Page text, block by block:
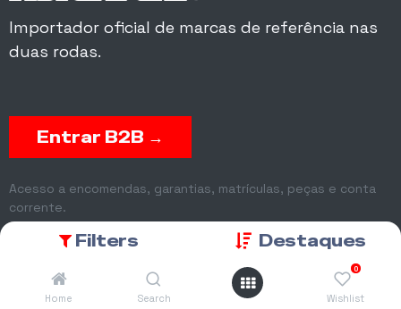
Filters Destaques
Home Search
0
Wishlist
Importador oficial de marcas de referência nas
duas rodas.
Entrar B2B →
Acesso a encomendas, garantias, matrículas, peças e conta
corrente.